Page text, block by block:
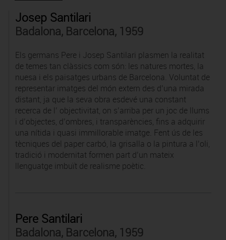
Josep Santilari
Badalona, Barcelona, 1959
Els germans Pere i Josep Santilari plasmen la realitat
de temes tan clàssics com són: les natures mortes, la
nuesa i els paisatges urbans de Barcelona. Voluntat de
representar imatges del món extern des d’una mirada
distant, ja que la seva obra esdevé una constant
recerca de l’ objectivitat, on s’arriba per un joc de llums
i d’objectes, d’ombres, i transparències, fins a adquirir
una nítida i quasi immillorable imatge. Fent ús de les
tècniques del paper carbó, la grisalla o la pintura a l’oli,
tradició i modernitat formen part d’un mateix
llenguatge imbuït de realisme poètic.
Pere Santilari
Badalona, Barcelona, 1959